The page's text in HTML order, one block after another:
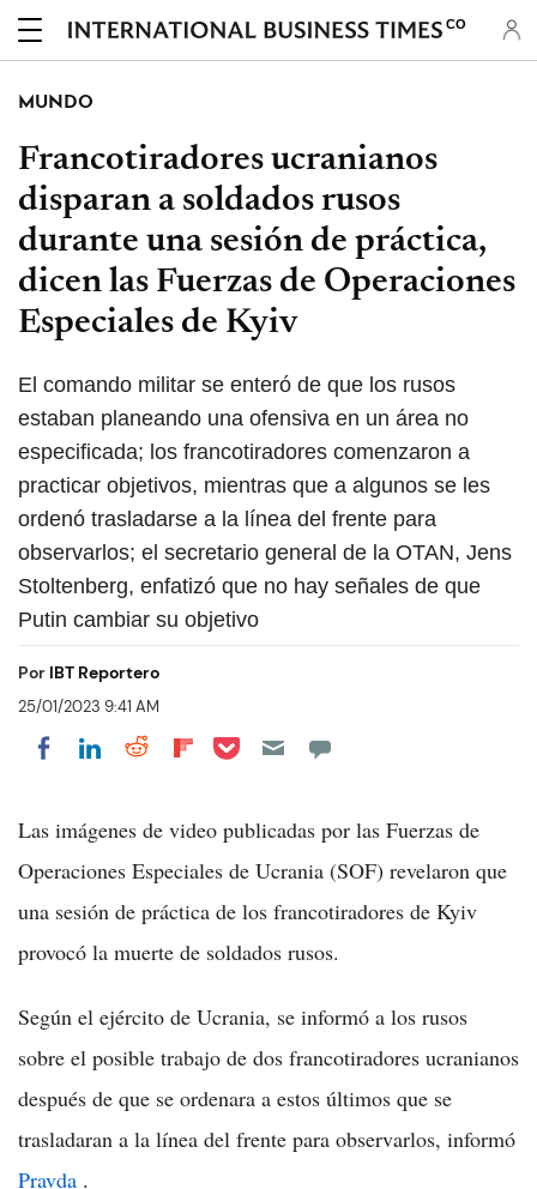
CO
MUNDO
Francotiradores ucranianos
disparan a soldados rusos
durante una sesión de práctica,
dicen las Fuerzas de Operaciones
Especiales de Kyiv
El comando militar se enteró de que los rusos
estaban planeando una ofensiva en un área no
especificada; los francotiradores comenzaron a
practicar objetivos, mientras que a algunos se les
ordenó trasladarse a la línea del frente para
observarlos; el secretario general de la OTAN, Jens
Stoltenberg, enfatizó que no hay señales de que
Putin cambiar su objetivo
Por IBT Reportero
25/01/2023 9:41 AM
Share on Facebook
Share on LinkedIn
Share on Reddit
Share on Flipboard
Share on Pocket
Las imágenes de video publicadas por las Fuerzas de
Operaciones Especiales de Ucrania (SOF) revelaron que
una sesión de práctica de los francotiradores de Kyiv
provocó la muerte de soldados rusos.
Según el ejército de Ucrania, se informó a los rusos
sobre el posible trabajo de dos francotiradores ucranianos
después de que se ordenara a estos últimos que se
trasladaran a la línea del frente para observarlos, informó
Pravda .